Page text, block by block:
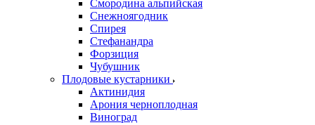
Смородина альпийская
Снежноягодник
Спирея
Стефанандра
Форзиция
Чубушник
Плодовые кустарники
Актинидия
Арония черноплодная
Виноград